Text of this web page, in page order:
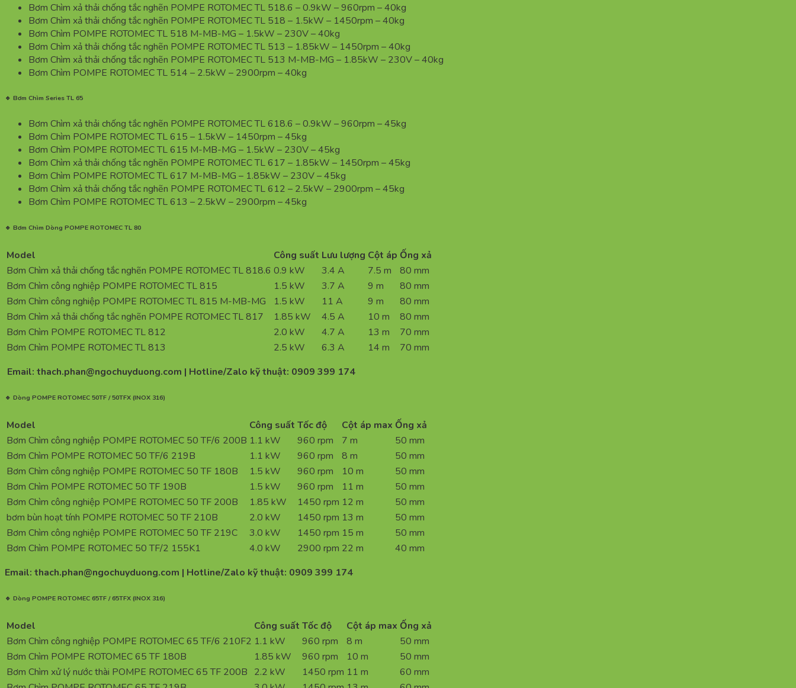
Bơm Chìm xả thải chống tắc nghẽn POMPE ROTOMEC TL 518.6 – 0.9kW – 960rpm – 40kg
Bơm Chìm xả thải chống tắc nghẽn POMPE ROTOMEC TL 518 – 1.5kW – 1450rpm – 40kg
Bơm Chìm POMPE ROTOMEC TL 518 M-MB-MG – 1.5kW – 230V – 40kg
Bơm Chìm xả thải chống tắc nghẽn POMPE ROTOMEC TL 513 – 1.85kW – 1450rpm – 40kg
Bơm Chìm xả thải chống tắc nghẽn POMPE ROTOMEC TL 513 M-MB-MG – 1.85kW – 230V – 40kg
Bơm Chìm POMPE ROTOMEC TL 514 – 2.5kW – 2900rpm – 40kg
🔹 Bơm Chìm Series TL 65
Bơm Chìm xả thải chống tắc nghẽn POMPE ROTOMEC TL 618.6 – 0.9kW – 960rpm – 45kg
Bơm Chìm POMPE ROTOMEC TL 615 – 1.5kW – 1450rpm – 45kg
Bơm Chìm POMPE ROTOMEC TL 615 M-MB-MG – 1.5kW – 230V – 45kg
Bơm Chìm xả thải chống tắc nghẽn POMPE ROTOMEC TL 617 – 1.85kW – 1450rpm – 45kg
Bơm Chìm POMPE ROTOMEC TL 617 M-MB-MG – 1.85kW – 230V – 45kg
Bơm Chìm xả thải chống tắc nghẽn POMPE ROTOMEC TL 612 – 2.5kW – 2900rpm – 45kg
Bơm Chìm POMPE ROTOMEC TL 613 – 2.5kW – 2900rpm – 45kg
🔹 Bơm Chìm Dòng POMPE ROTOMEC TL 80
Model Công suất Lưu lượng Cột áp Ống xả
Bơm Chìm xả thải chống tắc nghẽn POMPE ROTOMEC TL 818.6 0.9 kW 3.4 A 7.5 m
80 mm
Bơm Chìm công nghiệp POMPE ROTOMEC TL 815
1.5 kW 3.7 A 9 m
80 mm
Bơm Chìm công nghiệp POMPE ROTOMEC TL 815 M-MB-MG
1.5 kW 11 A 9 m
80 mm
Bơm Chìm xả thải chống tắc nghẽn POMPE ROTOMEC TL 817
1.85 kW 4.5 A 10 m
80 mm
Bơm Chìm POMPE ROTOMEC TL 812
2.0 kW 4.7 A 13 m
70 mm
Bơm Chìm POMPE ROTOMEC TL 813
2.5 kW 6.3 A 14 m
70 mm
Email: thach.phan@ngochuyduong.com | Hotline/Zalo kỹ thuật: 0909 399 174
🔹 Dòng POMPE ROTOMEC 50TF / 50TFX (INOX 316)
Model Công suất Tốc độ Cột áp max Ống xả
Bơm Chìm công nghiệp POMPE ROTOMEC 50 TF/6 200B 1.1 kW 960 rpm 7 m
50 mm
Bơm Chìm POMPE ROTOMEC 50 TF/6 219B
1.1 kW 960 rpm 8 m
50 mm
Bơm Chìm công nghiệp POMPE ROTOMEC 50 TF 180B
1.5 kW 960 rpm 10 m
50 mm
Bơm Chìm POMPE ROTOMEC 50 TF 190B
1.5 kW 960 rpm 11 m
50 mm
Bơm Chìm công nghiệp POMPE ROTOMEC 50 TF 200B
1.85 kW 1450 rpm 12 m
50 mm
bơm bùn hoạt tính POMPE ROTOMEC 50 TF 210B
2.0 kW 1450 rpm 13 m
50 mm
Bơm Chìm công nghiệp POMPE ROTOMEC 50 TF 219C
3.0 kW 1450 rpm 15 m
50 mm
Bơm Chìm POMPE ROTOMEC 50 TF/2 155K1
4.0 kW 2900 rpm 22 m
40 mm
Email: thach.phan@ngochuyduong.com | Hotline/Zalo kỹ thuật: 0909 399 174
🔹 Dòng POMPE ROTOMEC 65TF / 65TFX (INOX 316)
Model Công suất Tốc độ Cột áp max Ống xả
Bơm Chìm công nghiệp POMPE ROTOMEC 65 TF/6 210F2 1.1 kW 960 rpm 8 m
50 mm
Bơm Chìm POMPE ROTOMEC 65 TF 180B
1.85 kW 960 rpm 10 m
50 mm
Bơm Chìm xử lý nước thài POMPE ROTOMEC 65 TF 200B 2.2 kW 1450 rpm 11 m
60 mm